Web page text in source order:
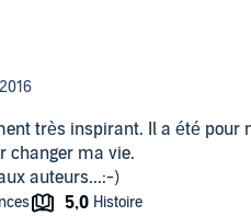
très inspirant. Il a été pour
changer ma vie.
auteurs...:-)